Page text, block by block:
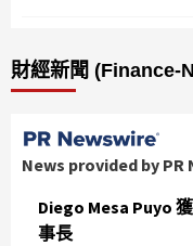
財經新聞 (Finance-
News provided by PR
Diego Mesa Puyo
事長